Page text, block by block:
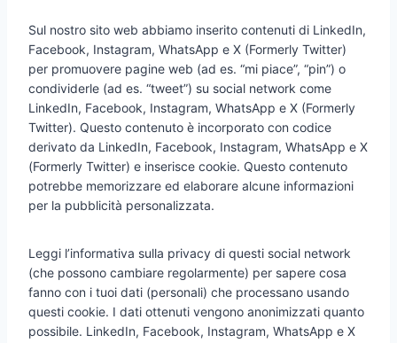
Sul nostro sito web abbiamo inserito contenuti di LinkedIn,
Facebook, Instagram, WhatsApp e X (Formerly Twitter)
per promuovere pagine web (ad es. “mi piace”, “pin”) o
condividerle (ad es. “tweet”) su social network come
LinkedIn, Facebook, Instagram, WhatsApp e X (Formerly
Twitter). Questo contenuto è incorporato con codice
derivato da LinkedIn, Facebook, Instagram, WhatsApp e X
(Formerly Twitter) e inserisce cookie. Questo contenuto
potrebbe memorizzare ed elaborare alcune informazioni
per la pubblicità personalizzata.
Leggi l’informativa sulla privacy di questi social network
(che possono cambiare regolarmente) per sapere cosa
fanno con i tuoi dati (personali) che processano usando
questi cookie. I dati ottenuti vengono anonimizzati quanto
possibile. LinkedIn, Facebook, Instagram, WhatsApp e X